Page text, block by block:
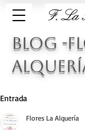
BLOG -
Entrada
Flores La Alquería